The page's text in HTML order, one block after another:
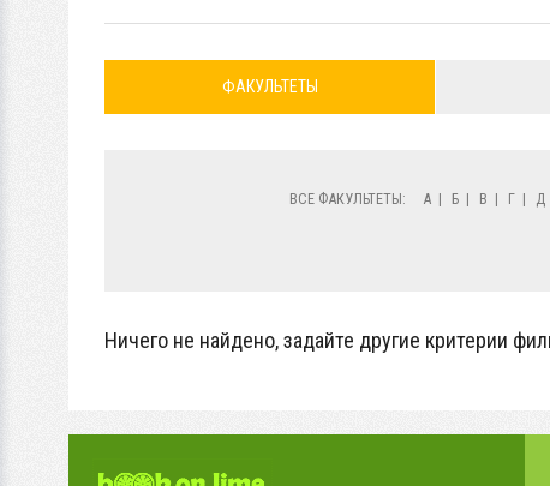
ФАКУЛЬТЕТЫ
ВСЕ ФАКУЛЬТЕТЫ: А | Б | В | Г | Д
Ничего не найдено, задайте другие критерии